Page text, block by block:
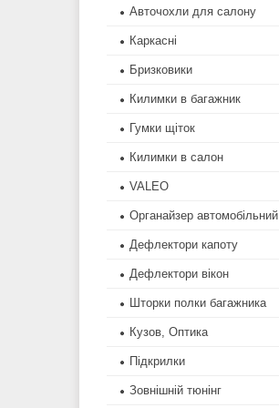
Авточохли для салону
Каркасні
Бризковики
Килимки в багажник
Гумки щіток
Килимки в салон
VALEO
Органайзер автомобільний
Дефлектори капоту
Дефлектори вікон
Шторки полки багажника
Кузов, Оптика
Підкрилки
Зовнішній тюнінг